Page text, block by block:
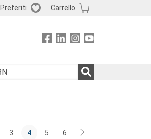
Preferiti Carrello
3 4 5 6